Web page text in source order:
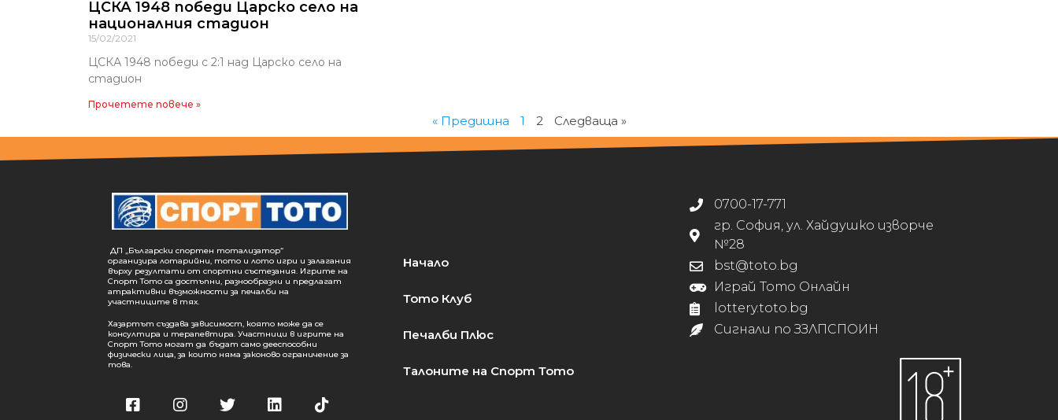
ЦСКА 1948 победи Царско село на
националния стадион
15/02/2021
ЦСКА 1948 победи с 2:1 над Царско село на
стадион
Прочетете повече »
« Предишна 1 2 Следваща »
ДП „Български спортен тотализатор“
организира лотарийни, тото и лото игри и залагания
върху резултати от спортни състезания. Игрите на
Спорт Тото са достъпни, разнообразни и предлагат
атрактивни възможности за печалби на
участниците в тях.
Хазартът създава зависимост, която може да се
консултира и терапевтира. Участници в игрите на
Спорт Тото могат да бъдат само дееспособни
физически лица, за които няма законово ограничение за
това.
Начало
Тото Клуб
Печалби Плюс
Талоните на Спорт Тото
0700-17-771
гр. София, ул. Хайдушко изворче
№28
bst@toto.bg
Играй Тото Онлайн
lottery.toto.bg
Сигнали по ЗЗЛПСПОИН